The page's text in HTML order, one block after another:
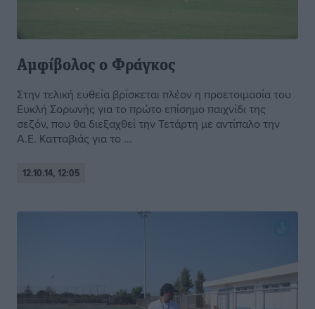
Αμφίβολος ο Φράγκος
Στην τελική ευθεία βρίσκεται πλέον η προετοιμασία του
Ευκλή Σορωνής για το πρώτο επίσημο παιχνίδι της
σεζόν, που θα διεξαχθεί την Τετάρτη με αντίπαλο την
Α.Ε. Κατταβιάς για το ...
12.10.14, 12:05